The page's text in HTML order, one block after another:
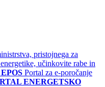
pristojnega za
učinkovite rabe in
Portal za e-poročanje
ENERGETSKO